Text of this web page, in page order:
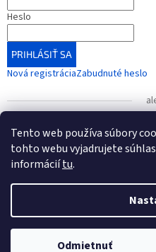
Tento web používa súbory
tohto webu vyjadrujete
informáciítu.
Odmietnuť
UPOZORNENIE
bankového účtu, ktorá
Nové číslo účtu (od 1.1.2026):
3496 6565
Heslo
PRIHLÁSIŤ SA
Nová registráciaZabudnuté heslo
Copyright 2026KONEXMEDIK.